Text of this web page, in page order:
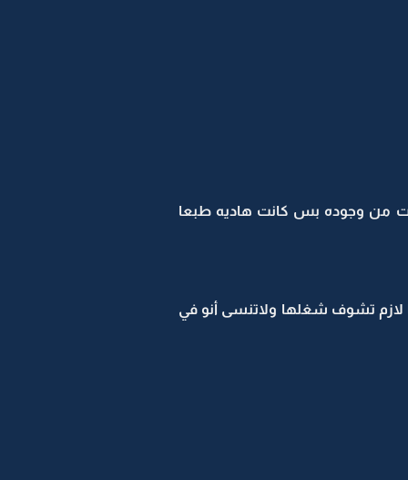
من وجوده بس كانت هاديه طبعا
تشوف شغلها ولاتنسى أنو في